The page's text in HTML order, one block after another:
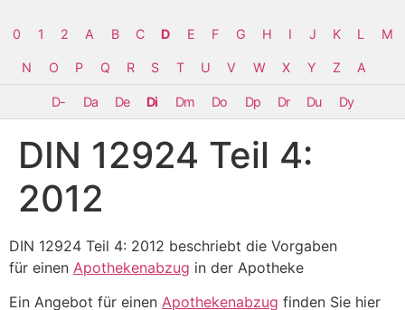
0 1 2 A B C D E F G H I J K L M
N O P Q R S T U V W X Y Z Α
D- Da De Di Dm Do Dp Dr Du Dy
DIN 12924 Teil 4:
2012
DIN 12924 Teil 4: 2012 beschriebt die Vorgaben
für einen Apothekenabzug in der Apotheke
Ein Angebot für einen Apothekenabzug finden Sie hier